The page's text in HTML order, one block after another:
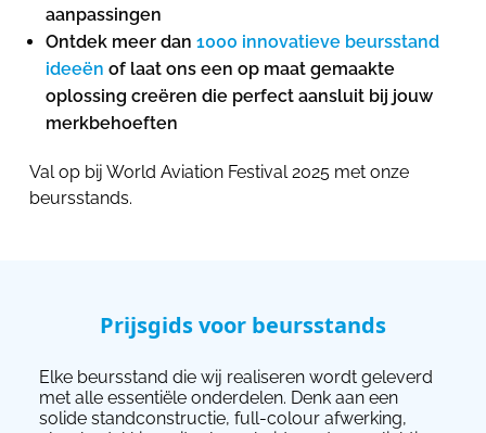
aanpassingen
Ontdek meer dan 1000 innovatieve beursstand
ideeën of laat ons een op maat gemaakte
oplossing creëren die perfect aansluit bij jouw
merkbehoeften
Val op bij World Aviation Festival 2025 met onze
beursstands.
Prijsgids voor beursstands
Elke beursstand die wij realiseren wordt geleverd
met alle essentiële onderdelen. Denk aan een
solide standconstructie, full-colour afwerking,